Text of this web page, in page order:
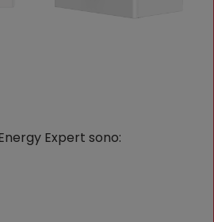
Expert sono: